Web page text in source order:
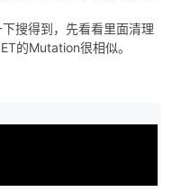
搜得到，先看看里面清理
的Mutation很相似。